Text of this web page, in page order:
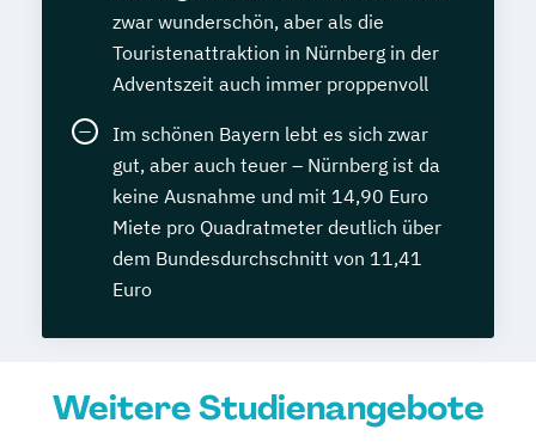
zwar wunderschön, aber als die
Touristenattraktion in Nürnberg in der
Adventszeit auch immer proppenvoll
Im schönen Bayern lebt es sich zwar
gut, aber auch teuer – Nürnberg ist da
keine Ausnahme und mit 14,90 Euro
Miete pro Quadratmeter deutlich über
dem Bundesdurchschnitt von 11,41
Euro
Weitere Studienangebote